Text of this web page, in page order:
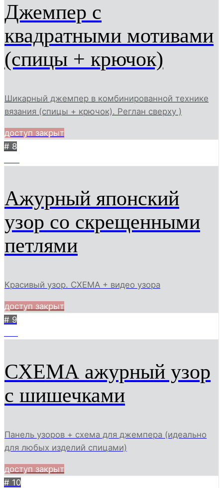
Джемпер с
квадратными мотивами
(спицы + крючок)
Шикарный джемпер в комбинированной технике
вязания (спицы + крючок). Реглан сверху )
доступ закрыт
# 8
Ажурный японский
узор со скрещенными
петлями
Красивый узор. СХЕМА + видео узора
доступ закрыт
# 9
СХЕМА ажурный узор
с шишечками
Панель узоров + схема для джемпера (идеально
для любых изделий спицами)
доступ закрыт
# 10